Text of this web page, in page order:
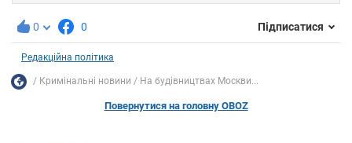
0 0 Підписатися
Редакційна політика
Кримінальні новини На будівництвах Москви...
Повернутися на головну OBOZ